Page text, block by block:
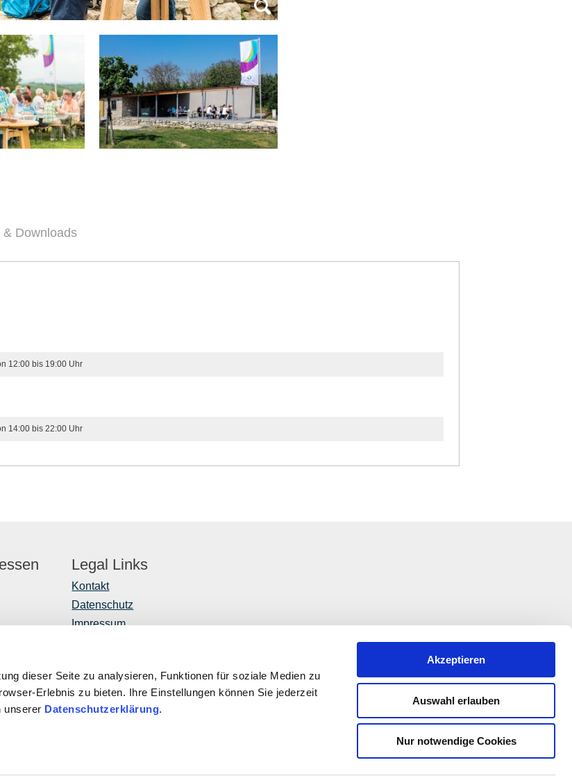
dieser Seite zu analysieren, Funktionen für soziale Medien zu
Erlebnis zu bieten. Ihre Einstellungen können Sie jederzeit
unserer Datenschutzerklärung.
Akzeptieren
Auswahl erlauben
Nur notwendige Cookies
Downloads
12:00 bis 19:00 Uhr
14:00 bis 22:00 Uhr
Legal Links
Kontakt
Datenschutz
Impressum
Diese Publikation wird im Rahmen des Entwicklungsprogramms